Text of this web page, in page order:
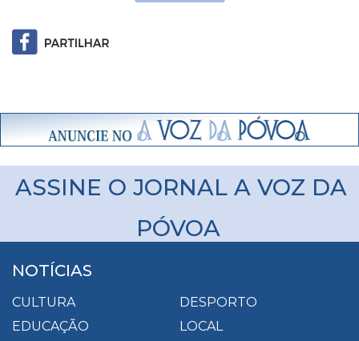
ASSINE O JORNAL A VOZ DA
PÓVOA
NOTÍCIAS
CULTURA
DESPORTO
EDUCAÇÃO
LOCAL